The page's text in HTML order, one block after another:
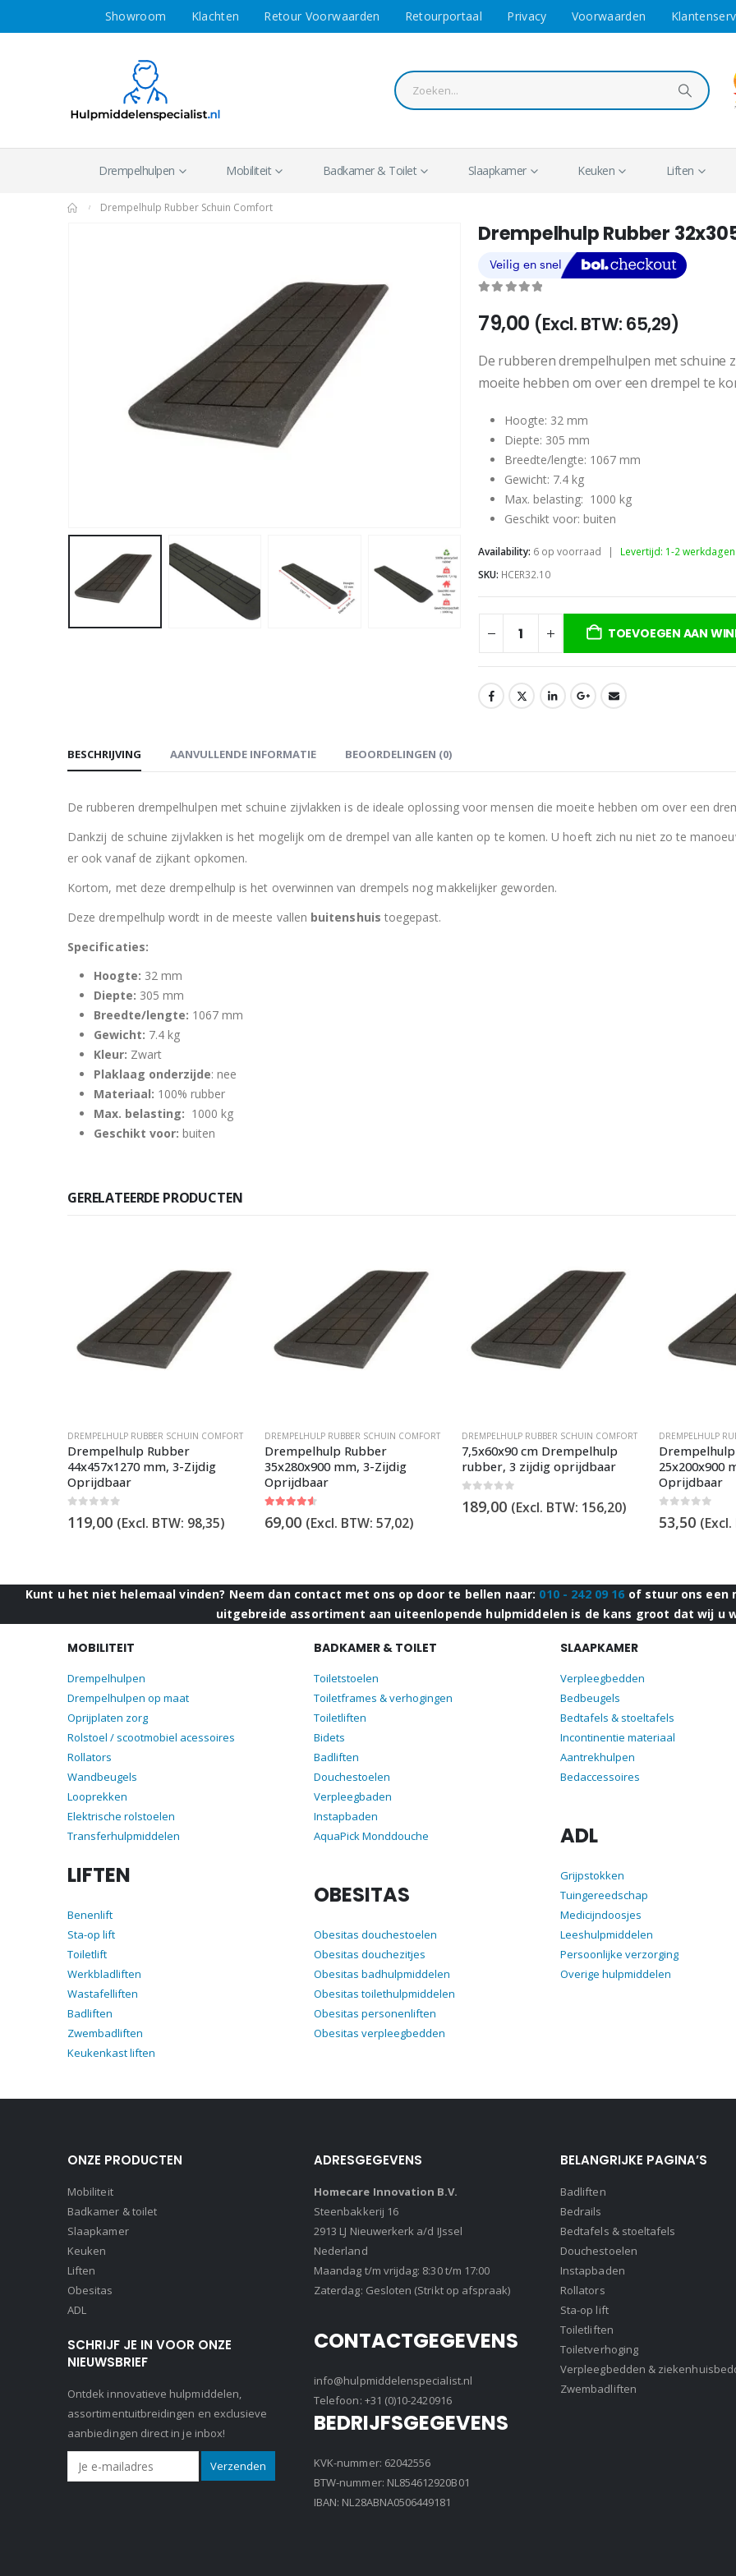
Showroom Klachten Retour Voorwaarden Retourportaal Privacy Voorwaarden
Drempelhulpen Mobiliteit Badkamer & Toilet Slaapkamer Keuken Liften
Drempelhulp Rubber Schuin Comfort
Drempelhulp Rubber
79,00 (Excl. BTW: 65,29)
De rubberen drempelhulpen met schuine
moeite hebben om over een drempel te
Hoogte: 32 mm
Diepte: 305 mm
Breedte/lengte: 1067 mm
Gewicht: 7.4 kg
Max. belasting: 1000 kg
Geschikt voor: buiten
Availability: 6 op voorraad |
Levertijd: 1-2 werkdagen
SKU: HCER32.10
TOEVOEGEN AAN
BESCHRIJVING AANVULLENDE INFORMATIE BEOORDELINGEN (0)
De rubberen drempelhulpen met schuine zijvlakken is de ideale oplossing voor mensen die moeite hebben om over een
Dankzij de schuine zijvlakken is het mogelijk om de drempel van alle kanten op te komen. U hoeft zich nu niet zo te
er ook vanaf de zijkant opkomen.
Kortom, met deze drempelhulp is het overwinnen van drempels nog makkelijker geworden.
Deze drempelhulp wordt in de meeste vallen buitenshuis toegepast.
Specificaties:
Hoogte: 32 mm
Diepte: 305 mm
Breedte/lengte: 1067 mm
Gewicht: 7.4 kg
Kleur: Zwart
Plaklaag onderzijde: nee
Materiaal: 100% rubber
Max. belasting: 1000 kg
Geschikt voor: buiten
GERELATEERDE PRODUCTEN
DREMPELHULP RUBBER SCHUIN COMFORT
Drempelhulp Rubber
44x457x1270 mm, 3-Zijdig
Oprijdbaar
119,00 (Excl. BTW: 98,35)
DREMPELHULP RUBBER SCHUIN COMFORT
Drempelhulp Rubber
35x280x900 mm, 3-Zijdig
Oprijdbaar
69,00 (Excl. BTW: 57,02)
DREMPELHULP RUBBER SCHUIN COMFORT
7,5x60x90 cm Drempelhulp
rubber, 3 zijdig oprijdbaar
189,00 (Excl. BTW: 156,20)
DREMPELHULP
25x200x900
Oprijdbaar
53,50 (Excl.
Kunt u het niet helemaal vinden? Neem dan contact met ons op door te bellen naar: 010 - 242 09 16 of stuur ons een
uitgebreide assortiment aan uiteenlopende hulpmiddelen is de kans groot dat wij u
MOBILITEIT
Drempelhulpen
Drempelhulpen op maat
Oprijplaten zorg
Rolstoel / scootmobiel acessoires
Rollators
Wandbeugels
Looprekken
Elektrische rolstoelen
Transferhulpmiddelen
LIFTEN
Benenlift
Sta-op lift
Toiletlift
Werkbladliften
Wastafelliften
Badliften
Zwembadliften
Keukenkast liften
BADKAMER & TOILET
Toiletstoelen
Toiletframes & verhogingen
Toiletliften
Bidets
Badliften
Douchestoelen
Verpleegbaden
Instapbaden
AquaPick Monddouche
OBESITAS
Obesitas douchestoelen
Obesitas douchezitjes
Obesitas badhulpmiddelen
Obesitas toilethulpmiddelen
Obesitas personenliften
Obesitas verpleegbedden
SLAAPKAMER
Verpleegbedden
Bedbeugels
Bedtafels & stoeltafels
Incontinentie materiaal
Aantrekhulpen
Bedaccessoires
ADL
Grijpstokken
Tuingereedschap
Medicijndoosjes
Leeshulpmiddelen
Persoonlijke verzorging
Overige hulpmiddelen
ONZE PRODUCTEN
Mobiliteit
Badkamer & toilet
Slaapkamer
Keuken
Liften
Obesitas
ADL
SCHRIJF JE IN VOOR ONZE
NIEUWSBRIEF
Ontdek innovatieve hulpmiddelen,
assortimentuitbreidingen en exclusieve
aanbiedingen direct in je inbox!
ADRESGEGEVENS
Homecare Innovation B.V.
Steenbakkerij 16
2913 LJ Nieuwerkerk a/d IJssel
Nederland
Maandag t/m vrijdag: 8:30 t/m 17:00
Zaterdag: Gesloten (Strikt op afspraak)
CONTACTGEGEVENS
info@hulpmiddelenspecialist.nl
Telefoon: +31 (0)10-2420916
BEDRIJFSGEGEVENS
KVK-nummer: 62042556
BTW-nummer: NL854612920B01
IBAN: NL28ABNA0506449181
BELANGRIJKE PAGINA’S
Badliften
Bedrails
Bedtafels & stoeltafels
Douchestoelen
Instapbaden
Rollators
Sta-op lift
Toiletliften
Toiletverhoging
Verpleegbedden &
Zwembadliften